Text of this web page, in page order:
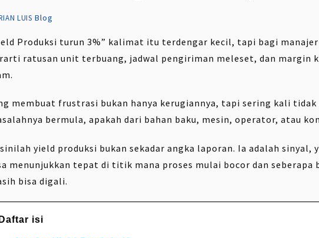
LUIS Blog
Produksi turun 3%” kalimat itu terdengar kecil, tapi bagi
ratusan unit terbuang, jadwal pengiriman meleset, dan margin
membuat frustrasi bukan hanya kerugiannya, tapi sering kali
bermula, apakah dari bahan baku, mesin, operator, atau
yield produksi bukan sekadar angka laporan. Ia adalah sinyal,
menunjukkan tepat di titik mana proses mulai bocor dan seberapa
bisa digali.
isi